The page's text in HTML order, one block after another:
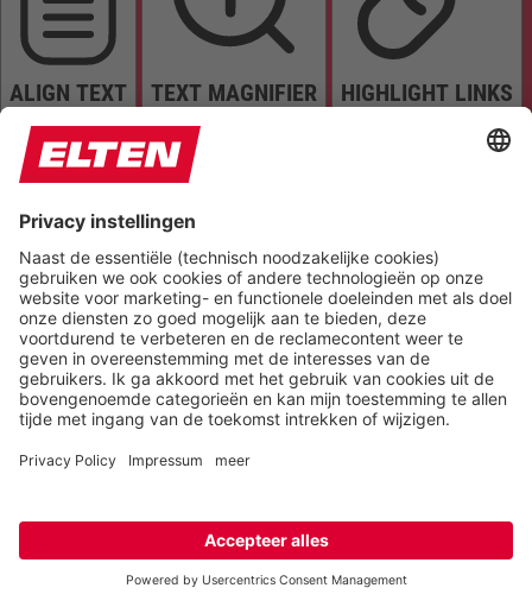
ALIGN TEXT TEXT MAGNIFIER HIGHLIGHT LINKS
Colors
INVERT COLORS BRIGHTNESS CONTRAST
Orientation